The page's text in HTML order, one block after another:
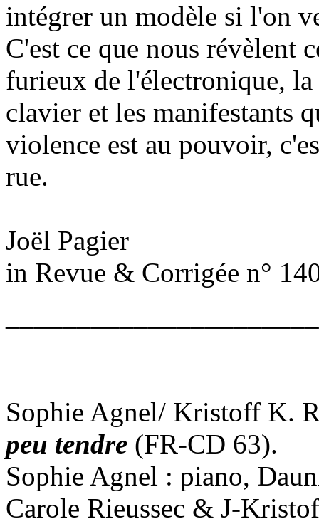
intégrer un modèle si l'on
C'est ce que nous révèlent
furieux de l'électronique, la
clavier et les manifestants
violence est au pouvoir,
rue.
Joël Pagier
in Revue & Corrigée n°
Sophie Agnel/ Kristoff K.
peu tendre (FR-CD 63).
Sophie Agnel : piano,
Carole Rieussec & J-